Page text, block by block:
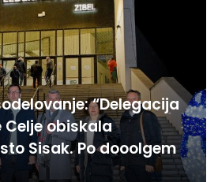
“Delegacija
Celje obiskala
Sisak. Po dooolgem